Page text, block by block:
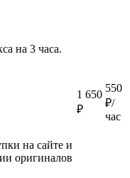
на 3 часа.
1 650
₽
550
₽/
час
на сайте и
оригиналов